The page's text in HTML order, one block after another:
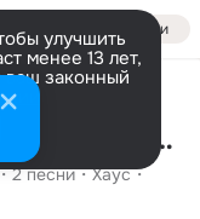
Войти
улучшить
менее 13 лет,
законный
I'm Looking, Holding EP
2песни
Хаус